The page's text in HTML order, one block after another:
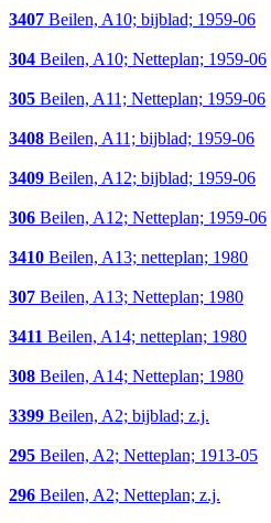
3407 Beilen, A10; bijblad; 1959-06
304 Beilen, A10; Netteplan; 1959-06
305 Beilen, A11; Netteplan; 1959-06
3408 Beilen, A11; bijblad; 1959-06
3409 Beilen, A12; bijblad; 1959-06
306 Beilen, A12; Netteplan; 1959-06
3410 Beilen, A13; netteplan; 1980
307 Beilen, A13; Netteplan; 1980
3411 Beilen, A14; netteplan; 1980
308 Beilen, A14; Netteplan; 1980
3399 Beilen, A2; bijblad; z.j.
295 Beilen, A2; Netteplan; 1913-05
296 Beilen, A2; Netteplan; z.j.